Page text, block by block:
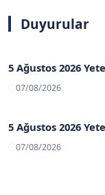
Duyurular
5 Ağustos 2026
07/08/2026
5 Ağustos 2026
07/08/2026